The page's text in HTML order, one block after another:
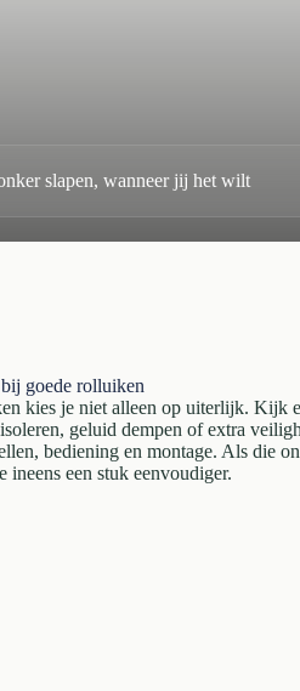
slapen, wanneer jij het wilt
goede rolluiken
kies je niet alleen op uiterlijk. Kijk
geluid dempen of extra
bediening en montage. Als die
ineens een stuk eenvoudiger.